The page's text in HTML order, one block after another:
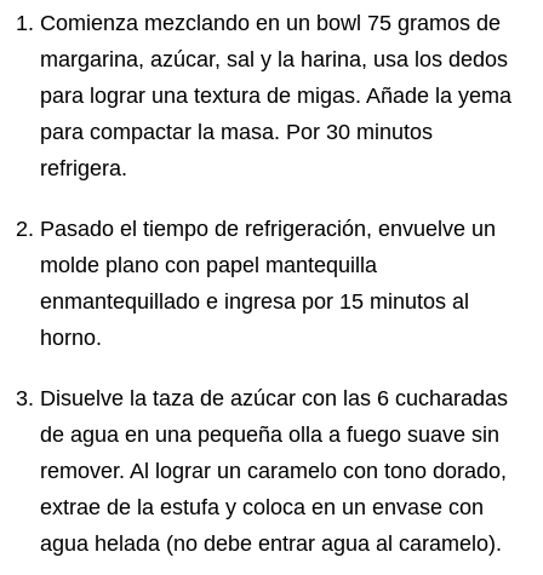
Comienza mezclando en un bowl 75 gramos de
margarina, azúcar, sal y la harina, usa los dedos
para lograr una textura de migas. Añade la yema
para compactar la masa. Por 30 minutos
refrigera.
Pasado el tiempo de refrigeración, envuelve un
molde plano con papel mantequilla
enmantequillado e ingresa por 15 minutos al
horno.
Disuelve la taza de azúcar con las 6 cucharadas
de agua en una pequeña olla a fuego suave sin
remover. Al lograr un caramelo con tono dorado,
extrae de la estufa y coloca en un envase con
agua helada (no debe entrar agua al caramelo).